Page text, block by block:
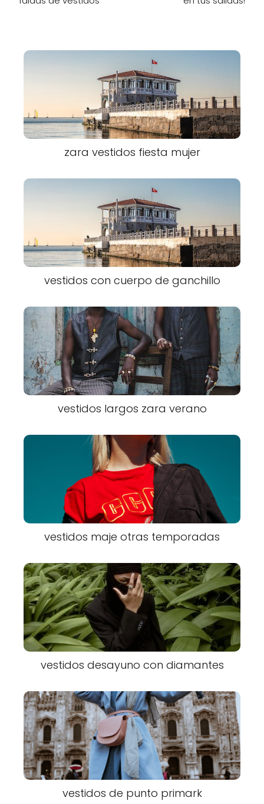
zara vestidos fiesta mujer
vestidos con cuerpo de ganchillo
vestidos largos zara verano
vestidos maje otras temporadas
vestidos desayuno con diamantes
vestidos de punto primark